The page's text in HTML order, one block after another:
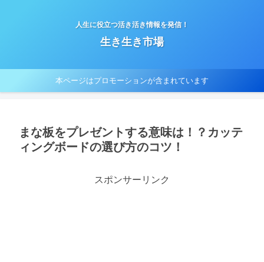
人生に役立つ活き活き情報を発信！
生き生き市場
本ページはプロモーションが含まれています
まな板をプレゼントする意味は！？カッテ
ィングボードの選び方のコツ！
スポンサーリンク